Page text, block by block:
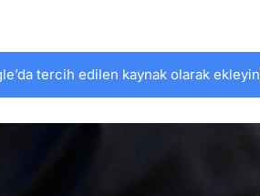
tercih edilen kaynak olarak ekleyin